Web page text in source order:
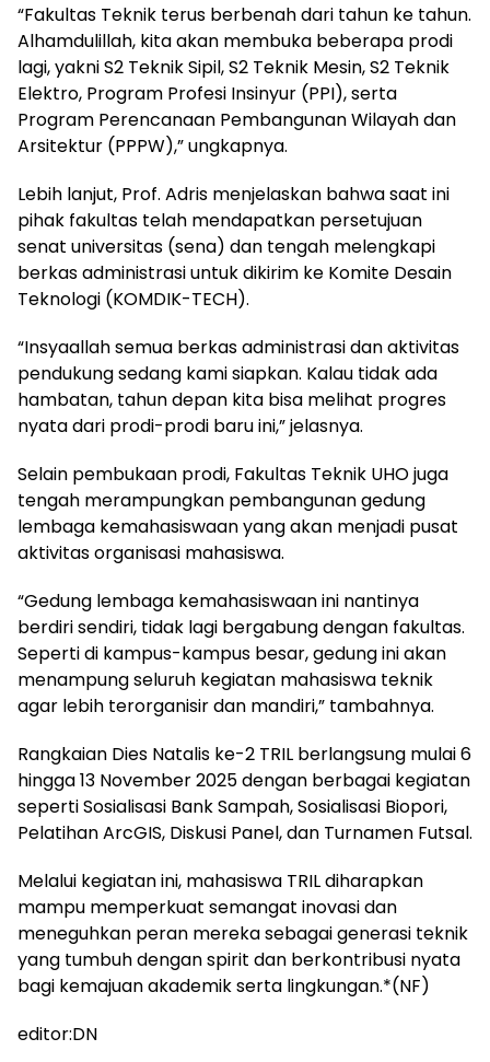
“Fakultas Teknik terus berbenah dari tahun ke tahun.
Alhamdulillah, kita akan membuka beberapa prodi
lagi, yakni S2 Teknik Sipil, S2 Teknik Mesin, S2 Teknik
Elektro, Program Profesi Insinyur (PPI), serta
Program Perencanaan Pembangunan Wilayah dan
Arsitektur (PPPW),” ungkapnya.
Lebih lanjut, Prof. Adris menjelaskan bahwa saat ini
pihak fakultas telah mendapatkan persetujuan
senat universitas (sena) dan tengah melengkapi
berkas administrasi untuk dikirim ke Komite Desain
Teknologi (KOMDIK-TECH).
“Insyaallah semua berkas administrasi dan aktivitas
pendukung sedang kami siapkan. Kalau tidak ada
hambatan, tahun depan kita bisa melihat progres
nyata dari prodi-prodi baru ini,” jelasnya.
Selain pembukaan prodi, Fakultas Teknik UHO juga
tengah merampungkan pembangunan gedung
lembaga kemahasiswaan yang akan menjadi pusat
aktivitas organisasi mahasiswa.
“Gedung lembaga kemahasiswaan ini nantinya
berdiri sendiri, tidak lagi bergabung dengan fakultas.
Seperti di kampus-kampus besar, gedung ini akan
menampung seluruh kegiatan mahasiswa teknik
agar lebih terorganisir dan mandiri,” tambahnya.
Rangkaian Dies Natalis ke-2 TRIL berlangsung mulai 6
hingga 13 November 2025 dengan berbagai kegiatan
seperti Sosialisasi Bank Sampah, Sosialisasi Biopori,
Pelatihan ArcGIS, Diskusi Panel, dan Turnamen Futsal.
Melalui kegiatan ini, mahasiswa TRIL diharapkan
mampu memperkuat semangat inovasi dan
meneguhkan peran mereka sebagai generasi teknik
yang tumbuh dengan spirit dan berkontribusi nyata
bagi kemajuan akademik serta lingkungan.*(NF)
editor:DN